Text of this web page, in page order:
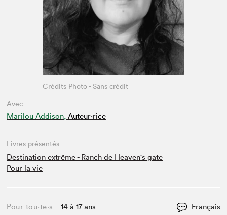
Avec
Marilou Addison, Auteur·rice
Crédits Photo - Sans crédit
Livres présentés
Destination extrême - Ranch de Heaven's gate
Pour la vie
Pour tou⋅te⋅s 14 à 17 ans Français